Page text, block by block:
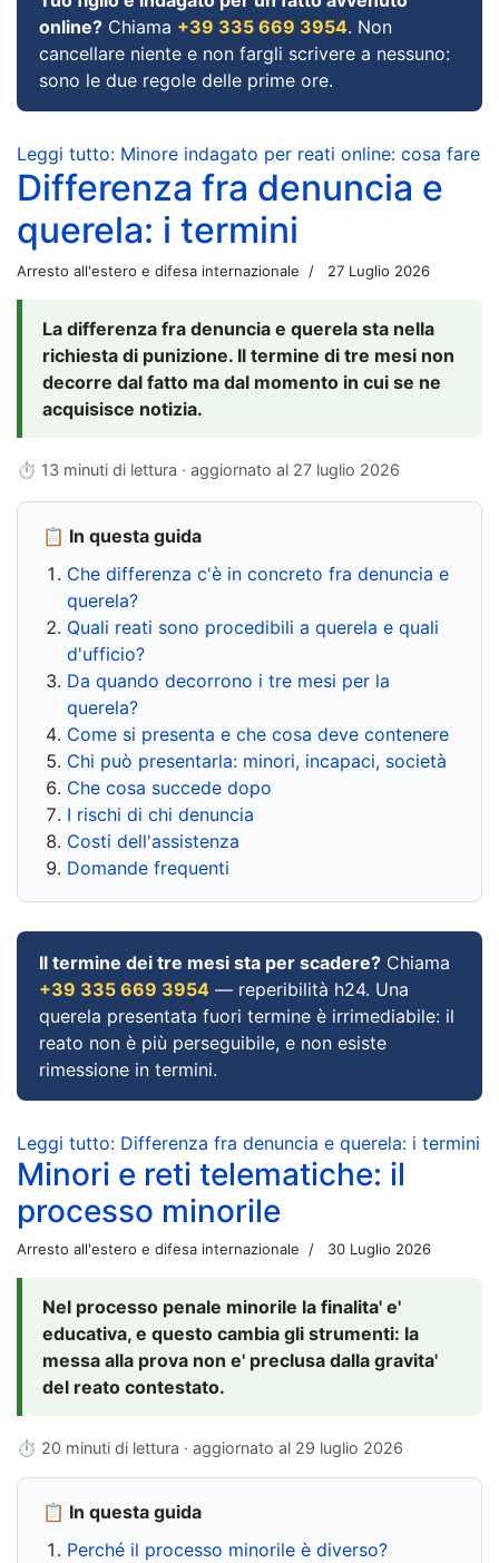
online? Chiama +39 335 669 3954. Non
cancellare niente e non fargli scrivere a nessuno:
sono le due regole delle prime ore.
Leggi tutto: Minore indagato per reati online: cosa fare
Differenza fra denuncia e
querela: i termini
Arresto all'estero e difesa internazionale 27 Luglio 2026
La differenza fra denuncia e querela sta nella
richiesta di punizione. Il termine di tre mesi non
decorre dal fatto ma dal momento in cui se ne
acquisisce notizia.
⏱ 13 minuti di lettura · aggiornato al 27 luglio 2026
📋 In questa guida
Che differenza c'è in concreto fra denuncia e
querela?
Quali reati sono procedibili a querela e quali
d'ufficio?
Da quando decorrono i tre mesi per la
querela?
Come si presenta e che cosa deve contenere
Chi può presentarla: minori, incapaci, società
Che cosa succede dopo
I rischi di chi denuncia
Costi dell'assistenza
Domande frequenti
Il termine dei tre mesi sta per scadere? Chiama
+39 335 669 3954 — reperibilità h24. Una
querela presentata fuori termine è irrimediabile: il
reato non è più perseguibile, e non esiste
rimessione in termini.
Leggi tutto: Differenza fra denuncia e querela: i termini
Minori e reti telematiche: il
processo minorile
Arresto all'estero e difesa internazionale 30 Luglio 2026
Nel processo penale minorile la finalita' e'
educativa, e questo cambia gli strumenti: la
messa alla prova non e' preclusa dalla gravita'
del reato contestato.
⏱ 20 minuti di lettura · aggiornato al 29 luglio 2026
📋 In questa guida
Perché il processo minorile è diverso?